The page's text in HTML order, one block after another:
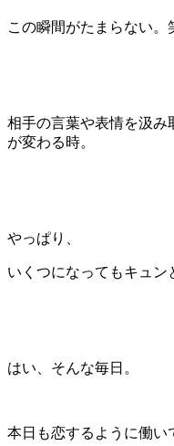
この瞬間がたまらない。
相手の言葉や表情を汲み
が変わる時。
やっぱり、
いくつになってもキュン
はい、そんな毎日。
本日も恋するように働い